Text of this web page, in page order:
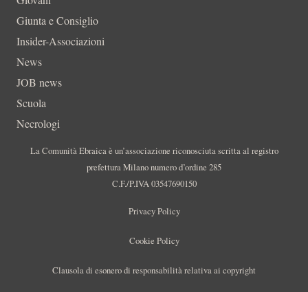
Giunta e Consiglio
Insider-Associazioni
News
JOB news
Scuola
Necrologi
La Comunità Ebraica è un’associazione riconosciuta scritta al registro
prefettura Milano numero d’ordine 285
C.F./P.IVA 03547690150
Privacy Policy
Cookie Policy
Clausola di esonero di responsabilità relativa ai copyright